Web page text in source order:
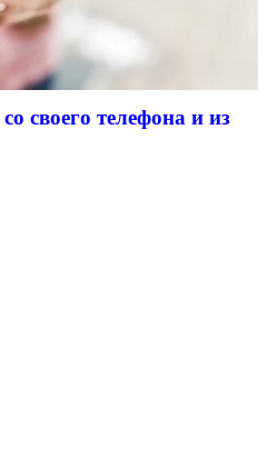
своего телефона и из